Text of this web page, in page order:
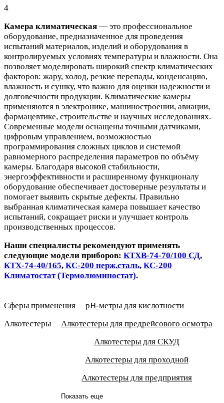
4
Камера климатическая — это профессиональное
оборудование, предназначенное для проведения
испытаний материалов, изделий и оборудования в
контролируемых условиях температуры и влажности. Она
позволяет моделировать широкий спектр климатических
факторов: жару, холод, резкие перепады, конденсацию,
влажность и сушку, что важно для оценки надежности и
долговечности продукции. Климатические камеры
применяются в электронике, машиностроении, авиации,
фармацевтике, строительстве и научных исследованиях.
Современные модели оснащены точными датчиками,
цифровым управлением, возможностью
программирования сложных циклов и системой
равномерного распределения параметров по объёму
камеры. Благодаря высокой стабильности,
энергоэффективности и расширенному функционалу
оборудование обеспечивает достоверные результаты и
помогает выявить скрытые дефекты. Правильно
выбранная климатическая камера повышает качество
испытаний, сокращает риски и улучшает контроль
производственных процессов.
Наши специалисты рекомендуют применять
следующие модели приборов: КТХВ-74-70/100 СД,
КТХ-74-40/165, КС-200 нерж.сталь, КС-200
Климатостат (Термолюминостат).
Сферы применения
pH-метры для кислотности
Алкотестеры
Алкотестеры для предрейсового осмотра
Алкотестеры для СКУД
Алкотестеры для проходной
Алкотестеры для предприятия
Показать еще